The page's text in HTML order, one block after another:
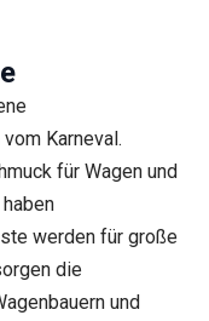
Karneval.
für Wagen und
werden für große
die
und